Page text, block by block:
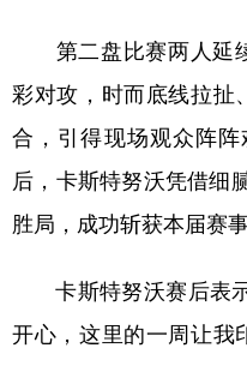
第二盘比赛两人延
彩对攻，时而底线拉扯
合，引得现场观众阵
后，卡斯特努沃凭借细
胜局，成功斩获本届赛
卡斯特努沃赛后表示
开心，这里的一周让我